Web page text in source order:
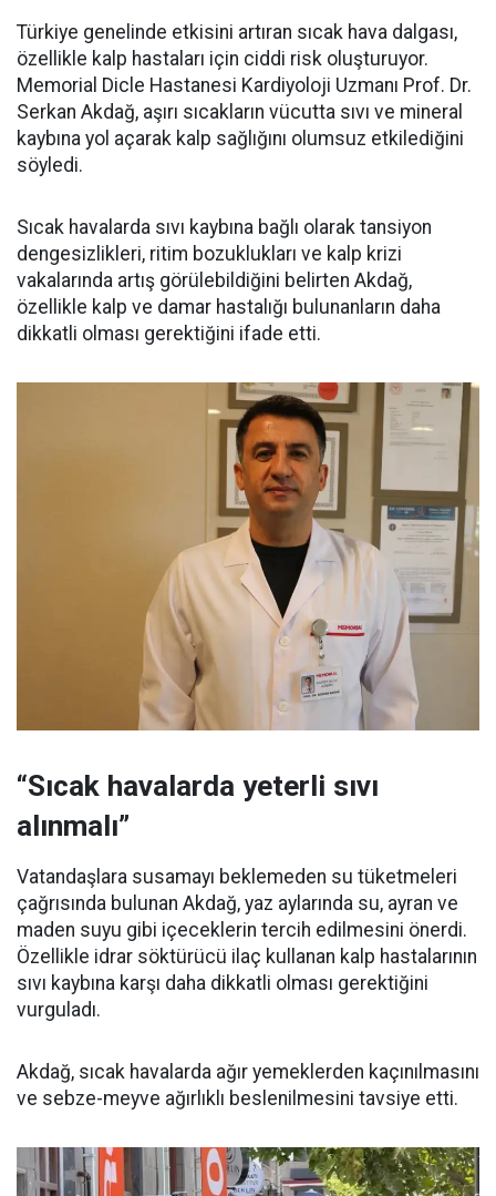
Türkiye genelinde etkisini artıran sıcak hava dalgası,
özellikle kalp hastaları için ciddi risk oluşturuyor.
Memorial Dicle Hastanesi Kardiyoloji Uzmanı Prof. Dr.
Serkan Akdağ, aşırı sıcakların vücutta sıvı ve mineral
kaybına yol açarak kalp sağlığını olumsuz etkilediğini
söyledi.
Sıcak havalarda sıvı kaybına bağlı olarak tansiyon
dengesizlikleri, ritim bozuklukları ve kalp krizi
vakalarında artış görülebildiğini belirten Akdağ,
özellikle kalp ve damar hastalığı bulunanların daha
dikkatli olması gerektiğini ifade etti.
“Sıcak havalarda yeterli sıvı
alınmalı”
Vatandaşlara susamayı beklemeden su tüketmeleri
çağrısında bulunan Akdağ, yaz aylarında su, ayran ve
maden suyu gibi içeceklerin tercih edilmesini önerdi.
Özellikle idrar söktürücü ilaç kullanan kalp hastalarının
sıvı kaybına karşı daha dikkatli olması gerektiğini
vurguladı.
Akdağ, sıcak havalarda ağır yemeklerden kaçınılmasını
ve sebze-meyve ağırlıklı beslenilmesini tavsiye etti.